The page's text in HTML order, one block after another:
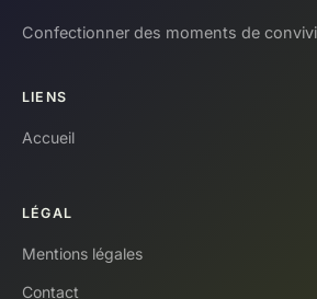
Confectionner des moments de
LIENS
Accueil
LÉGAL
Mentions légales
Contact